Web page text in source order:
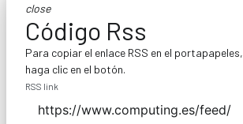
close
Código Rss
Para copiar el enlace RSS en el portapapeles,
haga clic en el botón.
RSS link